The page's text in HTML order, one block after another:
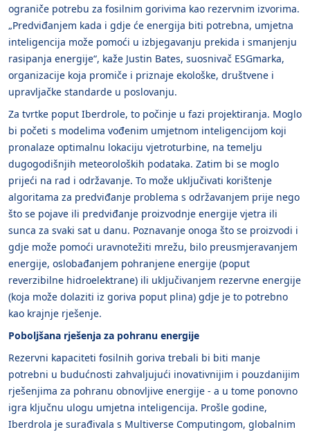
ograniče potrebu za fosilnim gorivima kao rezervnim izvorima.
„Predviđanjem kada i gdje će energija biti potrebna, umjetna
inteligencija može pomoći u izbjegavanju prekida i smanjenju
rasipanja energije“, kaže Justin Bates, suosnivač ESGmarka,
organizacije koja promiče i priznaje ekološke, društvene i
upravljačke standarde u poslovanju.
Za tvrtke poput Iberdrole, to počinje u fazi projektiranja. Moglo
bi početi s modelima vođenim umjetnom inteligencijom koji
pronalaze optimalnu lokaciju vjetroturbine, na temelju
dugogodišnjih meteoroloških podataka. Zatim bi se moglo
prijeći na rad i održavanje. To može uključivati ​​korištenje
algoritama za predviđanje problema s održavanjem prije nego
što se pojave ili predviđanje proizvodnje energije vjetra ili
sunca za svaki sat u danu. Poznavanje onoga što se proizvodi i
gdje može pomoći uravnotežiti mrežu, bilo preusmjeravanjem
energije, oslobađanjem pohranjene energije (poput
reverzibilne hidroelektrane) ili uključivanjem rezervne energije
(koja može dolaziti iz goriva poput plina) gdje je to potrebno
kao krajnje rješenje.
Poboljšana rješenja za pohranu energije
Rezervni kapaciteti fosilnih goriva trebali bi biti manje
potrebni u budućnosti zahvaljujući inovativnijim i pouzdanijim
rješenjima za pohranu obnovljive energije - a u tome ponovno
igra ključnu ulogu umjetna inteligencija. Prošle godine,
Iberdrola je surađivala s Multiverse Computingom, globalnim